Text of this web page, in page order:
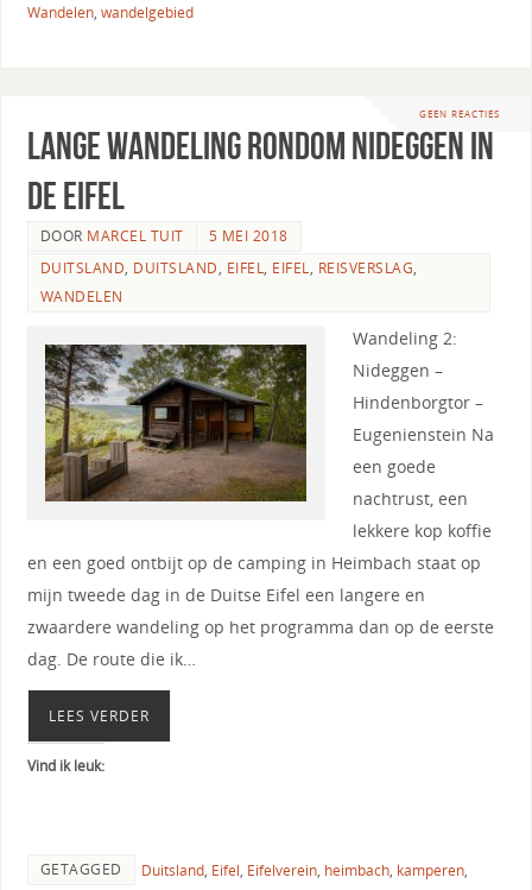
Wandelen, wandelgebied
GEEN REACTIES
Lange wandeling rondom Nideggen in
de Eifel
DOOR MARCEL TUIT
5 MEI 2018
DUITSLAND, DUITSLAND, EIFEL, EIFEL, REISVERSLAG,
WANDELEN
Wandeling 2:
Nideggen –
Hindenborgtor –
Eugenienstein Na
een goede
nachtrust, een
lekkere kop koffie
en een goed ontbijt op de camping in Heimbach staat op
mijn tweede dag in de Duitse Eifel een langere en
zwaardere wandeling op het programma dan op de eerste
dag. De route die ik…
LEES VERDER
Vind ik leuk:
GETAGGED Duitsland, Eifel, Eifelverein, heimbach, kamperen,